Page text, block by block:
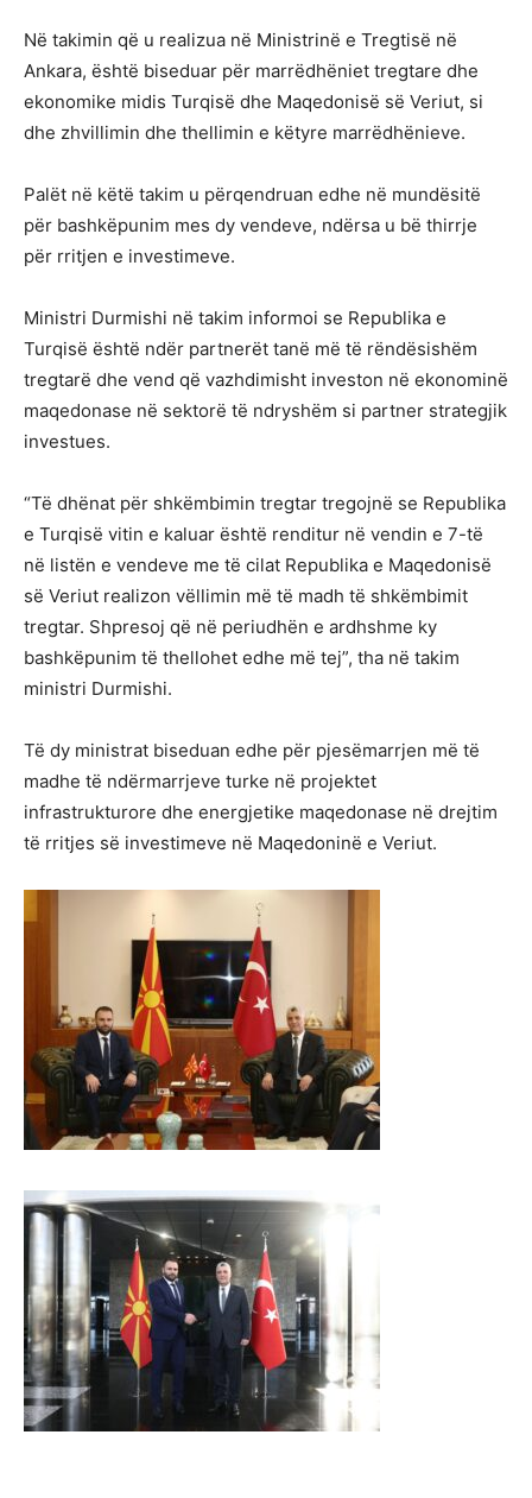
Në takimin që u realizua në Ministrinë e Tregtisë në
Ankara, është biseduar për marrëdhëniet tregtare dhe
ekonomike midis Turqisë dhe Maqedonisë së Veriut, si
dhe zhvillimin dhe thellimin e këtyre marrëdhënieve.
Palët në këtë takim u përqendruan edhe në mundësitë
për bashkëpunim mes dy vendeve, ndërsa u bë thirrje
për rritjen e investimeve.
Ministri Durmishi në takim informoi se Republika e
Turqisë është ndër partnerët tanë më të rëndësishëm
tregtarë dhe vend që vazhdimisht investon në ekonominë
maqedonase në sektorë të ndryshëm si partner strategjik
investues.
“Të dhënat për shkëmbimin tregtar tregojnë se Republika
e Turqisë vitin e kaluar është renditur në vendin e 7-të
në listën e vendeve me të cilat Republika e Maqedonisë
së Veriut realizon vëllimin më të madh të shkëmbimit
tregtar. Shpresoj që në periudhën e ardhshme ky
bashkëpunim të thellohet edhe më tej”, tha në takim
ministri Durmishi.
Të dy ministrat biseduan edhe për pjesëmarrjen më të
madhe të ndërmarrjeve turke në projektet
infrastrukturore dhe energjetike maqedonase në drejtim
të rritjes së investimeve në Maqedoninë e Veriut.